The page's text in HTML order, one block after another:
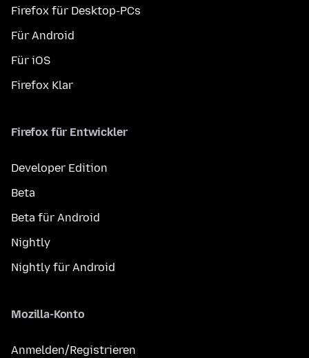
Firefox für Desktop-PCs
Für Android
Für iOS
Firefox Klar
Firefox für Entwickler
Developer Edition
Beta
Beta für Android
Nightly
Nightly für Android
Mozilla-Konto
Anmelden/Registrieren